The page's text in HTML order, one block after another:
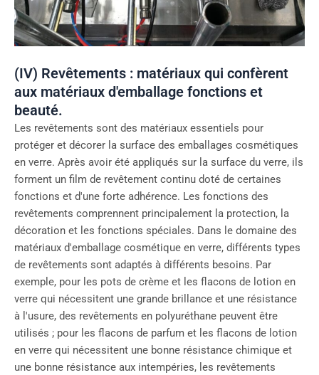
(IV) Revêtements : matériaux qui confèrent
aux matériaux d'emballage fonctions et
beauté.
Les revêtements sont des matériaux essentiels pour
protéger et décorer la surface des emballages cosmétiques
en verre. Après avoir été appliqués sur la surface du verre, ils
forment un film de revêtement continu doté de certaines
fonctions et d'une forte adhérence. Les fonctions des
revêtements comprennent principalement la protection, la
décoration et les fonctions spéciales. Dans le domaine des
matériaux d'emballage cosmétique en verre, différents types
de revêtements sont adaptés à différents besoins. Par
exemple, pour les pots de crème et les flacons de lotion en
verre qui nécessitent une grande brillance et une résistance
à l'usure, des revêtements en polyuréthane peuvent être
utilisés ; pour les flacons de parfum et les flacons de lotion
en verre qui nécessitent une bonne résistance chimique et
une bonne résistance aux intempéries, les revêtements